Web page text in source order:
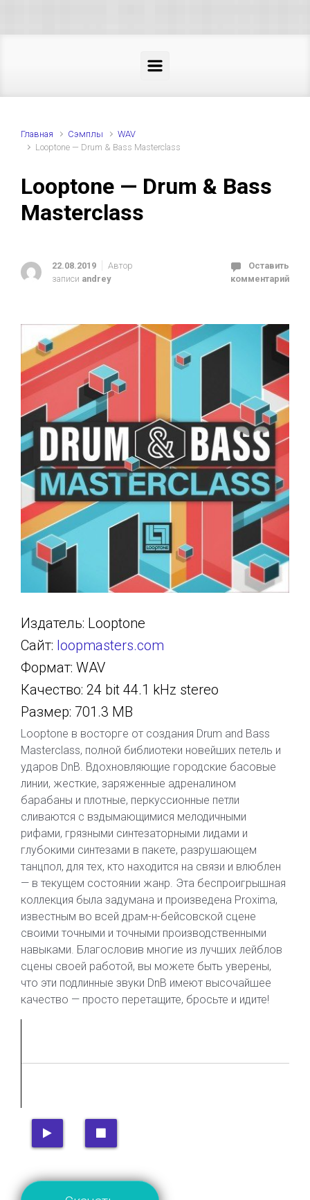
Главная Cэмплы
WAV
Looptone — Drum & Bass Masterclass
Looptone — Drum & Bass
Masterclass
22.08.2019
Автор
записи andrey
Оставить
комментарий
Издатель: Looptone
Сайт: loopmasters.com
Формат: WAV
Качество: 24 bit 44.1 kHz stereo
Размер: 701.3 MB
Looptone в восторге от создания Drum and Bass
Masterclass, полной библиотеки новейших петель и
ударов DnB. Вдохновляющие городские басовые
линии, жесткие, заряженные адреналином
барабаны и плотные, перкуссионные петли
сливаются с вздымающимися мелодичными
рифами, грязными синтезаторными лидами и
глубокими синтезами в пакете, разрушающем
танцпол, для тех, кто находится на связи и влюблен
— в текущем состоянии жанр. Эта беспроигрышная
коллекция была задумана и произведена Proxima,
известным во всей драм-н-бейсовской сцене
своими точными и точными производственными
навыками. Благословив многие из лучших лейблов
сцены своей работой, вы можете быть уверены,
что эти подлинные звуки DnB имеют высочайшее
качество — просто перетащите, бросьте и идите!